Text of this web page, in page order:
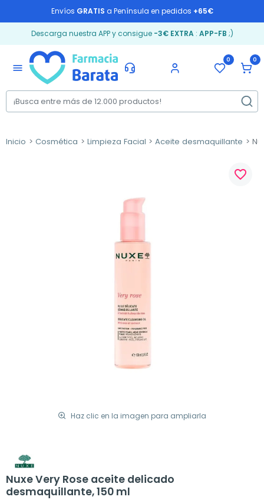
Envíos GRATIS a Península en pedidos +65€
Descarga nuestra APP y consigue -3€ EXTRA: APP-FB ;)
menu
0 0
Inicio Cosmética Limpieza Facial Aceite desmaquillante
Haz clic en la imagen para ampliarla
favorite_border
Nuxe Very Rose aceite delicado
desmaquillante, 150 ml